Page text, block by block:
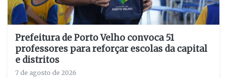
Prefeitura de Porto Velho convoca 51
professores para reforçar escolas da capital
e distritos
7 de agosto de 2026